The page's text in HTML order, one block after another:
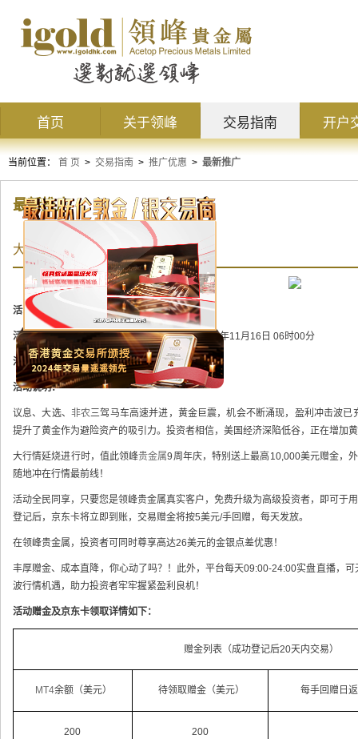
首页 关于领峰 交易指南 开户
当前位置： 首 页 > 交易指南 > 推广优惠 > 最新推广
最新推广
大行情延烧！领峰9周年豪送$10000
活动状态：
活动时间： 2020年10月26日 06时00分 至 2020年11月16日 06时00分
活动对象：所有领峰贵金属真实客户
活动说明：
议息、大选、 非农三驾马车高速并进，黄金巨震，机会不断涌现，盈利冲击波
提升了黄金作为避险资产的吸引力。投资者相信，美国经济深陷低谷，正在增加
大行情延烧进行时，值此领峰贵金属9周年庆，特别送上最高10,000美元赠金，
随地冲在行情最前线！
活动全民同享，只要您是领峰贵金属真实客户，免费升级为高级投资者，即可于
登记后，京东卡将立即到账，交易赠金将按5美元/手回赠，每天发放。
在领峰贵金属，投资者可同时尊享高达26美元的金银点差优惠！
丰厚赠金、成本直降，你心动了吗？！此外，平台每天09:00-24:00实盘直播，
波行情机遇，助力投资者牢牢握紧盈利良机！
活动赠金及京东卡领取详情如下：
赠金列表（成功登记后20天内交易）
MT4余额（美元） 待领取赠金（美元） 每手回赠日返
200 200